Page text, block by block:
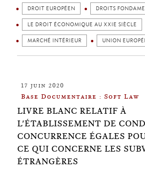
DROIT EUROPÉEN DROITS
LE DROIT ÉCONOMIQUE AU XXIE SIÈCLE
MARCHÉ INTÉRIEUR UNION
17 juin 2020
Base Documentaire : Soft Law
LIVRE BLANC RELATIF À
L'ÉTABLISSEMENT DE
CONCURRENCE ÉGALES
CE QUI CONCERNE LES
ÉTRANGÈRES